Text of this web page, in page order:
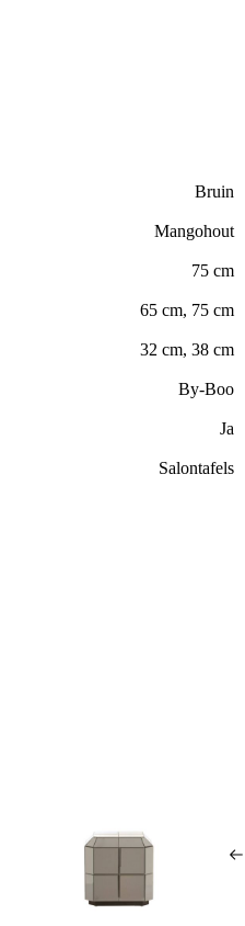
Bruin
Mangohout
75 cm
65 cm, 75 cm
32 cm, 38 cm
By-Boo
Ja
Salontafels